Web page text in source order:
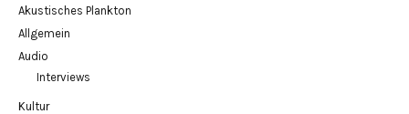
Akustisches Plankton
Allgemein
Audio
Interviews
Kultur